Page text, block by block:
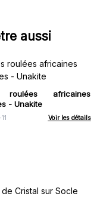
aussi
roulées africaines
- Unakite
Voir les détails